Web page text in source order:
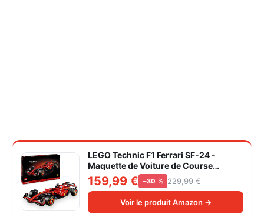
LEGO Technic F1 Ferrari SF-24 -
Maquette de Voiture de Course
Collector à Échelle 1/8 - Décoration -
Inclut Moteur V6, Boîte de Vitesses,
DRS et Volant - Idée de Cadeau pour
Adulte et Adolescent 42207
159,99 € −30 % 229,99 €
Voir le produit Amazon →